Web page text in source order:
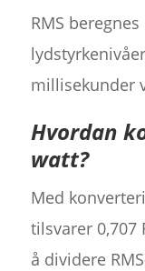
RMS
millisekunder
Hvordan
watt?
Med
tilsvarer 0,707
å dividere